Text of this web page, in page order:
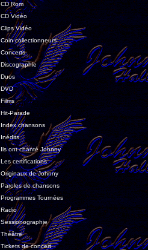
CD Rom
CD Vidéo
Clips Vidéo
Coin collectionneurs
Concerts
Discographie
Duos
DVD
Films
Hit-Parade
Index chansons
Inédits
Ils ont chanté Johnny
Les certifications
Originaux de Johnny
Paroles de chansons
Programmes Tournées
Radio
Sessionographie
Théâtre
Tickets de concert